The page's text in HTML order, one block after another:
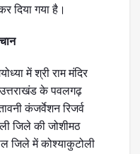
दिया गया है।
में श्री राम मंदिर
उत्तराखंड के पवलगढ़
कंजर्वेशन रिजर्व
जिले की जोशीमठ
जिले में कोश्याकुटोली